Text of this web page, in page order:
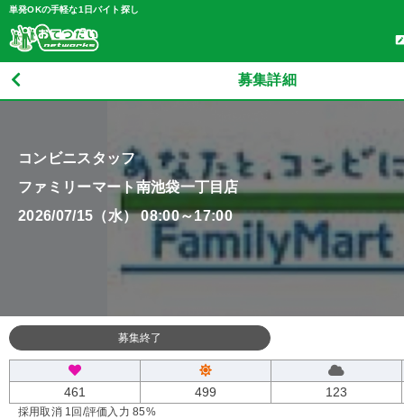
単発OKの手軽な1日バイト探し
募集詳細
コンビニスタッフ
ファミリーマート南池袋一丁目店
2026/07/15（水） 08:00～17:00
募集終了
461 499 123
採用取消 1回 /評価入力 85%